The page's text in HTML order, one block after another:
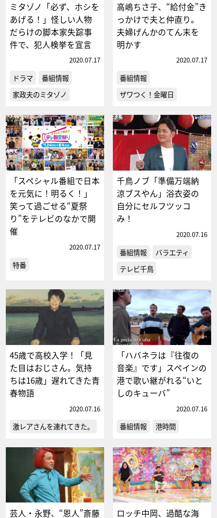
ミタゾノ「必ず、ホシを
あげる！」怪しい人物
だらけの脚本家失踪事
件で、犯人検挙を宣言
2020.07.17
ドラマ
番組情報
家政夫のミタゾノ
高嶋ちさ子、“給付金”き
っかけで夫と仲直り。
夫婦げんかのてん末を
明かす
2020.07.17
番組情報
ザワつく！金曜日
「スペシャル番組で日本
を元気に！明るく！」
笑って過ごせる“夏祭
り”をテレビのなかで開
催
2020.07.17
特番
千鳥ノブ「準備万端納
涼ブスやん」浴衣姿の
自分にセルフツッコ
み！
2020.07.16
番組情報
バラエティ
テレビ千鳥
45歳で高校入学！「見
た目はおじさん。気持
ちは16歳」遅れてきた青
春物語
2020.07.16
激レアさんを連れてきた。
「ハバネラは『往復の
音楽』です」スペインの
港で歌い継がれる“いと
しのキューバ”
2020.07.16
番組情報 港時間
芸人・永野、“恩人”斎藤 ロッチ中岡、過酷な海